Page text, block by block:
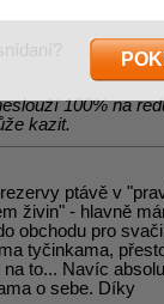
100% na
kazit.
ptávě v
živin" - hlavně
obchodu pro
tyčinkama,
to... Navíc
o sebe. Díky